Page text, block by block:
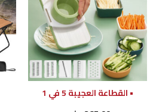
قائمة
الرغبات
• القطاعة العجيبة 5 في 1